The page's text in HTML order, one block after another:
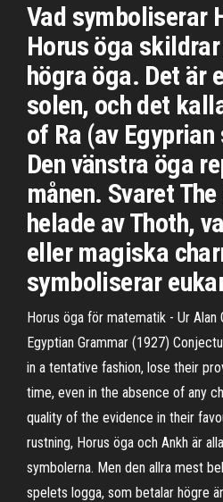
Vad symboliserar
Horus öga
högra öga. Det är
solen, och det
of Ra (av
Den vänstra öga
månen. Svaret
helade av Thoth,
eller magiska
symboliserar
Horus öga för matematik - Ur Alan
Egyptian Grammar (1927)
in a tentative fashion, lose their
time, even in the absence of any
quality of the evidence in their
rustning, Horus öga och Ankh är
symbolerna. Men den allra mest
spelets logga, som betalar högre